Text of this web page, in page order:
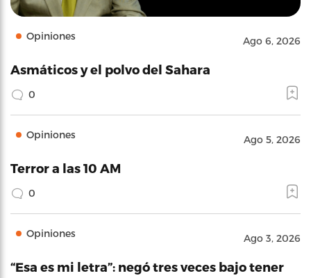
Opiniones Ago 6, 2026
Asmáticos y el polvo del Sahara
0
Opiniones Ago 5, 2026
Terror a las 10 AM
0
Opiniones Ago 3, 2026
“Esa es mi letra”: negó tres veces bajo tener